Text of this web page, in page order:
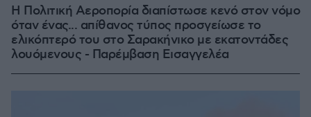
Η Πολιτική Αεροπορία διαπίστωσε κενό στον νόμο
όταν ένας... απίθανος τύπος προσγείωσε το
ελικόπτερό του στο Σαρακήνικο με εκατοντάδες
λουόμενους - Παρέμβαση Εισαγγελέα